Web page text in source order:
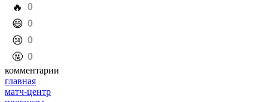
️🔥 0
️😄 0
️😢 0
️🤬 0
комментарии
главная
матч-центр